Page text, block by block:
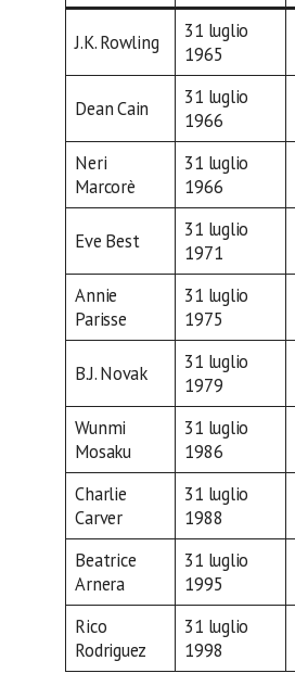
J.K. Rowling
31 luglio
1965
Dean Cain
31 luglio
1966
Neri
Marcorè
31 luglio
1966
Eve Best
31 luglio
1971
Annie
Parisse
31 luglio
1975
B.J. Novak
31 luglio
1979
Wunmi
Mosaku
31 luglio
1986
Charlie
Carver
31 luglio
1988
Beatrice
Arnera
31 luglio
1995
Rico
Rodriguez
31 luglio
1998